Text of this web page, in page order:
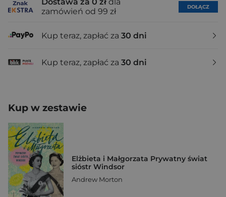
zamówień od 99 zł
DOŁĄCZ
Kup teraz, zapłać za 30 dni
Kup teraz, zapłać za 30 dni
Kup w zestawie
Elżbieta i Małgorzata Prywatny świat
sióstr Windsor
Andrew Morton